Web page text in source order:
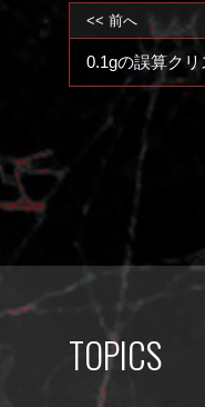
<< 前へ
0.1gの誤算ク
TOPICS